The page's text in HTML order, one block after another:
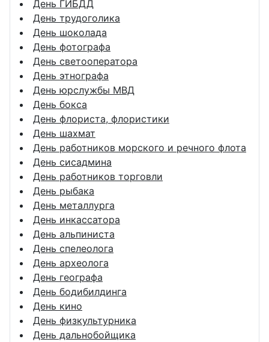
День ГИБДД
День трудоголика
День шоколада
День фотографа
День светооператора
День этнографа
День юрслужбы МВД
День бокса
День флориста, флористики
День шахмат
День работников морского и речного флота
День сисадмина
День работников торговли
День рыбака
День металлурга
День инкассатора
День альпиниста
День спелеолога
День археолога
День географа
День бодибилдинга
День кино
День физкультурника
День дальнобойщика